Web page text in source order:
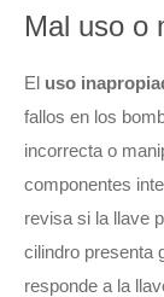
Mal uso o
El uso
fallos en los
incorrecta o
componentes
revisa si la llave
cilindro presenta
responde a la